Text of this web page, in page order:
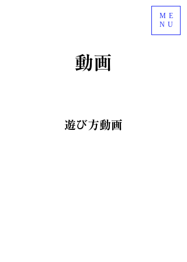
ME
NU
動画
遊び方動画